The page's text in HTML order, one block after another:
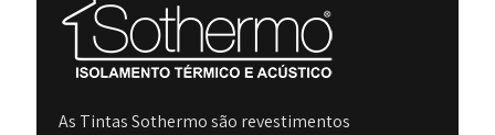
As Tintas Sothermo são revestimentos